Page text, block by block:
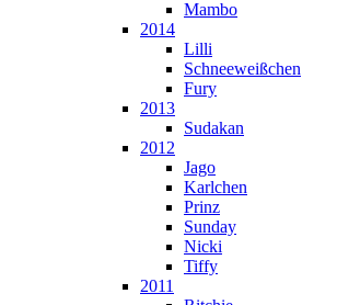
Mambo
2014
Lilli
Schneeweißchen
Fury
2013
Sudakan
2012
Jago
Karlchen
Prinz
Sunday
Nicki
Tiffy
2011